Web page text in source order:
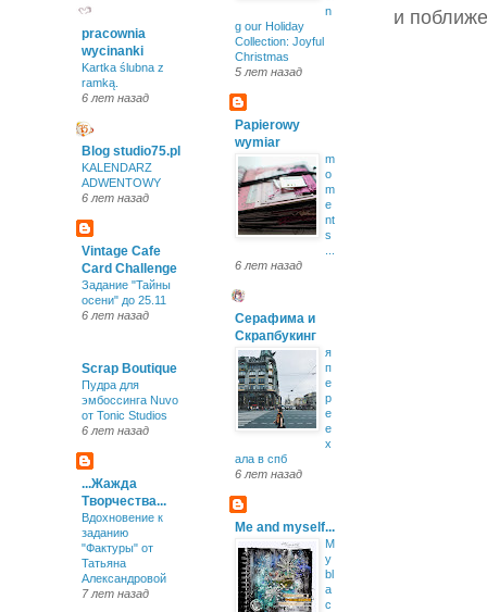
и поближе
pracownia
wycinanki
Kartka ślubna z
ramką.
6 лет назад
Blog studio75.pl
KALENDARZ
ADWENTOWY
6 лет назад
Vintage Cafe
Card Challenge
Задание "Тайны
осени" до 25.11
6 лет назад
Scrap Boutique
Пудра для
эмбоссинга Nuvo
от Tonic Studios
6 лет назад
...Жажда
Творчества...
Вдохновение к
заданию
"Фактуры" от
Татьяна
Александровой
7 лет назад
n
g our Holiday
Collection: Joyful
Christmas
5 лет назад
Papierowy
wymiar
m
o
m
e
nt
s
6 лет назад
Серафима и
Скрапбукинг
я
п
е
р
е
е
х
ала в спб
6 лет назад
Me and myself...
M
y
bl
a
c